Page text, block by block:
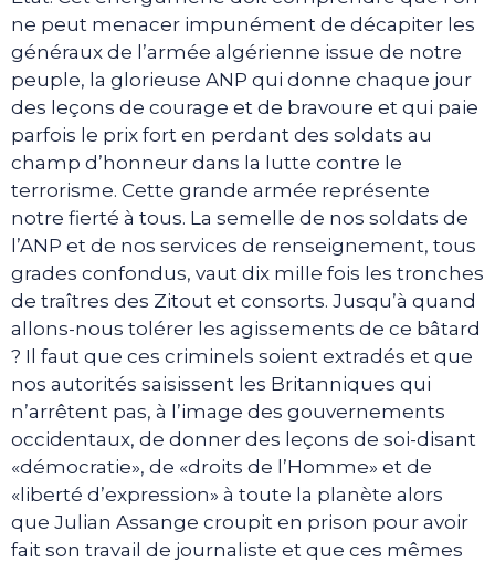
ne peut menacer impunément de décapiter les
généraux de l’armée algérienne issue de notre
peuple, la glorieuse ANP qui donne chaque jour
des leçons de courage et de bravoure et qui paie
parfois le prix fort en perdant des soldats au
champ d’honneur dans la lutte contre le
terrorisme. Cette grande armée représente
notre fierté à tous. La semelle de nos soldats de
l’ANP et de nos services de renseignement, tous
grades confondus, vaut dix mille fois les tronches
de traîtres des Zitout et consorts. Jusqu’à quand
allons-nous tolérer les agissements de ce bâtard
? Il faut que ces criminels soient extradés et que
nos autorités saisissent les Britanniques qui
n’arrêtent pas, à l’image des gouvernements
occidentaux, de donner des leçons de soi-disant
«démocratie», de «droits de l’Homme» et de
«liberté d’expression» à toute la planète alors
que Julian Assange croupit en prison pour avoir
fait son travail de journaliste et que ces mêmes